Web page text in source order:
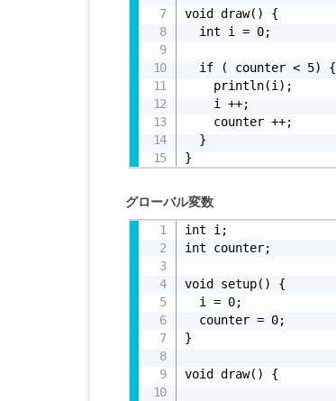
void draw() {
  int i = 0;
  if ( counter < 5) {
    println(i);
    i ++;
    counter ++;
  }
}
グローバル変数
int i;
int counter;
void setup() {
  i = 0;
  counter = 0;
}
void draw() {